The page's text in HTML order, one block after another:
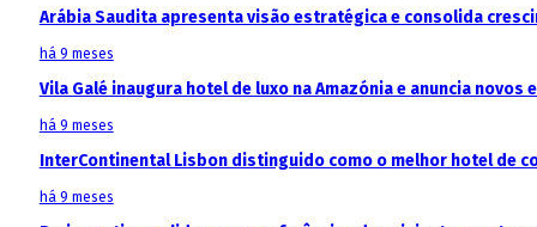
Arábia Saudita apresenta visão estratégica e consolida
há 9 meses
Vila Galé inaugura hotel de luxo na Amazónia e anuncia
há 9 meses
InterContinental Lisbon distinguido como o melhor hotel de
há 9 meses